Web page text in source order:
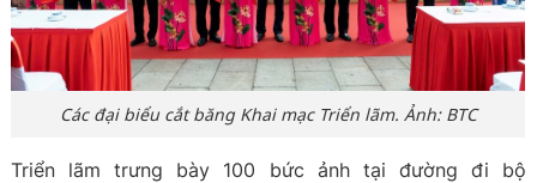
Các đại biểu cắt băng Khai mạc Triển lãm. Ảnh: BTC
Triển lãm trưng bày 100 bức ảnh tại đường đi bộ